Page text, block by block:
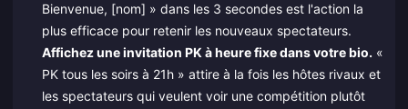
Bienvenue, [nom] » dans les 3 secondes est l'action la
plus efficace pour retenir les nouveaux spectateurs.
Affichez une invitation PK à heure fixe dans votre bio. «
PK tous les soirs à 21h » attire à la fois les hôtes rivaux et
les spectateurs qui veulent voir une compétition plutôt